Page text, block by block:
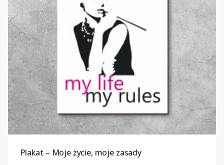
Plakat – Moje życie, moje zasady